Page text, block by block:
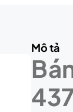
Mô tả